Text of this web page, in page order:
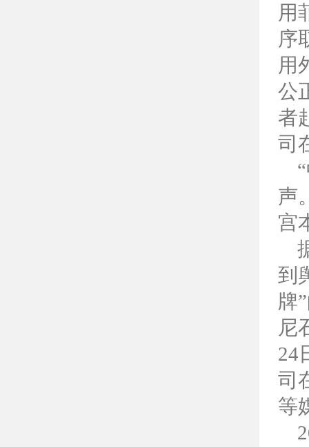
用
序
用
公
者
司
声
宫
到
牌
尼
24
司
等